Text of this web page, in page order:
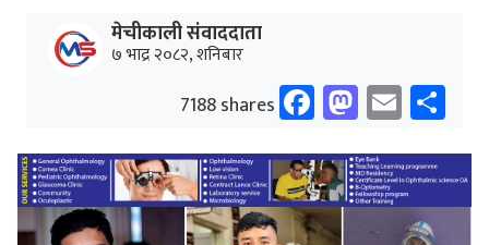
मेचीकाली संवाददाता
७ भाद्र २०८२, शनिबार
7188 shares Facebook
Email